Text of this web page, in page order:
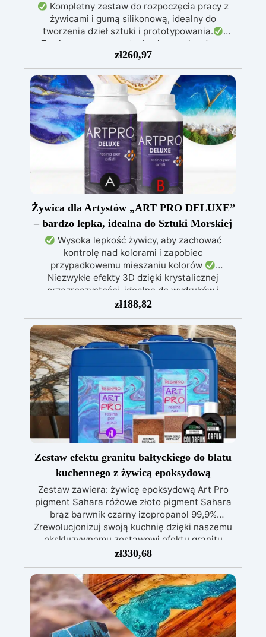
Kompletny zestaw do rozpoczęcia pracy z
żywicami i gumą silikonową, idealny do
tworzenia dzieł sztuki i prototypowania.
Zawiera przezroczystą żywicę epoksydową
(800g) do wlewania, możliwą do barwienia
według uznania.
Zawiera białą żywicę
poliuretanową (1000g), którą można barwić
według uznania i ma szybki czas utwardzania
(30 minut).
Guma silikonowa w paście
(500g), łatwa do użycia z proporcją mieszania
1:1, idealna do tworzenia niestandardowych
form.
W zestawie: pasta barwiąca,
wielokrotnego użytku forma silikonowa oraz
rękawice nitrilowe.
zł260,97
Żywica dla Artystów „ART PRO DELUXE”
– bardzo lepka, idealna do Sztuki Morskiej
Wysoka lepkość żywicy, aby zachować
kontrolę nad kolorami i zapobiec
przypadkowemu mieszaniu kolorów
Niezwykłe efekty 3D dzięki krystalicznej
przezroczystości, idealne do wydruków i
Nie kapie: wszechstronna aplikacja
na powierzchniach pochylonych, pionowych lub
zakrzywionych, idealna do malowania i powłok
Odporna na wilgoć, z błyszczącą i ochronną
powierzchnią, odpowiednia do każdego
środowiska
Bezpieczna i bezzapachowa,
wolna od rozpuszczalników i BPA, idealna do
komfortowej i przyjemnej pracy
zł188,82
Zestaw efektu granitu bałtyckiego do blatu
kuchennego z żywicą epoksydową
Zestaw zawiera: żywicę epoksydową Art Pro
pigment Sahara różowe złoto pigment Sahara
brąz barwnik czarny izopropanol 99,9%
Zrewolucjonizuj swoją kuchnię dzięki naszemu
ekskluzywnemu zestawowi efektu granitu
Morze Bałtyckie w kolorze brązowym na blat
kuchenny z żywicy epoksydowej. Dzięki
swojemu luksusowemu wykończeniu i
niezrównanej wytrzymałości, ten zestaw
zamienia Twoją przestrzeń kulinarną w
nowoczesne i funkcjonalne dzieło sztuki. Efekt
granitu Morze Bałtyckie w kolorze brązowym
zł330,68